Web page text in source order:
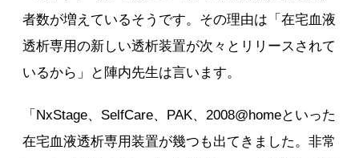
者数が増えているそうです。その理由は「在宅血液
透析専用の新しい透析装置が次々とリリースされて
いるから」と陣内先生は言います。
「NxStage、SelfCare、PAK、2008@homeといった
在宅血液透析専用装置が幾つも出てきました。非常